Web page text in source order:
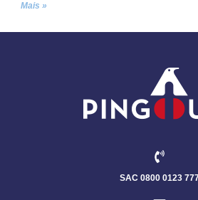
Mais »
SAC 0800 0123